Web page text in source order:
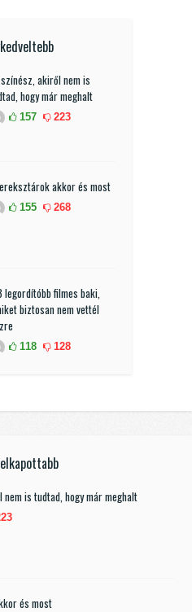
akiről nem is
hogy már meghalt
157 223
akkor és most
155 268
legordítóbb filmes baki,
biztosan nem vettél
118 128
is tudtad, hogy már meghalt
és most